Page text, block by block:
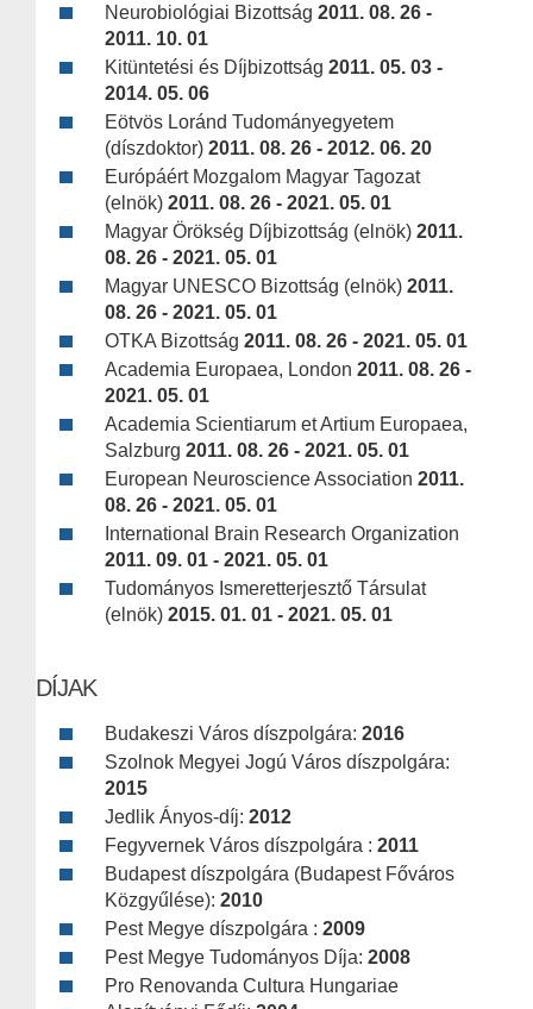
Neurobiológiai Bizottság 2011. 08. 26 -
2011. 10. 01
Kitüntetési és Díjbizottság 2011. 05. 03 -
2014. 05. 06
Eötvös Loránd Tudományegyetem
(díszdoktor) 2011. 08. 26 - 2012. 06. 20
Európáért Mozgalom Magyar Tagozat
(elnök) 2011. 08. 26 - 2021. 05. 01
Magyar Örökség Díjbizottság (elnök) 2011.
08. 26 - 2021. 05. 01
Magyar UNESCO Bizottság (elnök) 2011.
08. 26 - 2021. 05. 01
OTKA Bizottság 2011. 08. 26 - 2021. 05. 01
Academia Europaea, London 2011. 08. 26 -
2021. 05. 01
Academia Scientiarum et Artium Europaea,
Salzburg 2011. 08. 26 - 2021. 05. 01
European Neuroscience Association 2011.
08. 26 - 2021. 05. 01
International Brain Research Organization
2011. 09. 01 - 2021. 05. 01
Tudományos Ismeretterjesztő Társulat
(elnök) 2015. 01. 01 - 2021. 05. 01
DÍJAK
Budakeszi Város díszpolgára: 2016
Szolnok Megyei Jogú Város díszpolgára:
2015
Jedlik Ányos-díj: 2012
Fegyvernek Város díszpolgára : 2011
Budapest díszpolgára (Budapest Főváros
Közgyűlése): 2010
Pest Megye díszpolgára : 2009
Pest Megye Tudományos Díja: 2008
Pro Renovanda Cultura Hungariae